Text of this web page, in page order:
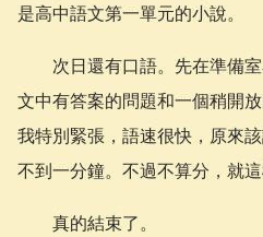
是高中語文第一單元的小說。
次日還有口語。先在準備
文中有答案的問題和一個稍開
我特別緊張，語速很快，原來
不到一分鐘。不過不算分，就這
真的結束了。